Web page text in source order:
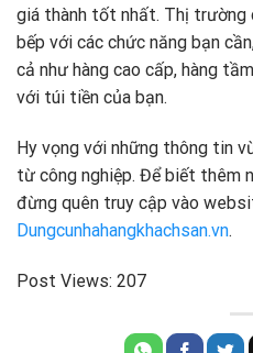
giá thành tốt nhất. Thị trường
bếp với các chức năng bạn
cả như hàng cao cấp, hàng
với túi tiền của bạn.
Hy vọng với những thông tin
từ công nghiệp. Để biết thêm
đừng quên truy cập vào
Dungcunhahangkhachsan.vn.
Post Views: 207